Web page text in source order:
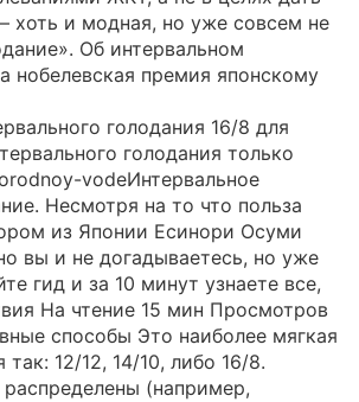
хоть и модная, но уже совсем не
Об интервальном
нобелевская премия японскому
голодания 16/8 для
голодания только
vodeИнтервальное
Несмотря на то что польза
из Японии Есинори Осуми
вы и не догадываетесь, но уже
гид и за 10 минут узнаете все,
На чтение 15 мин Просмотров
способы Это наиболее мягкая
12/12, 14/10, либо 16/8.
(например,